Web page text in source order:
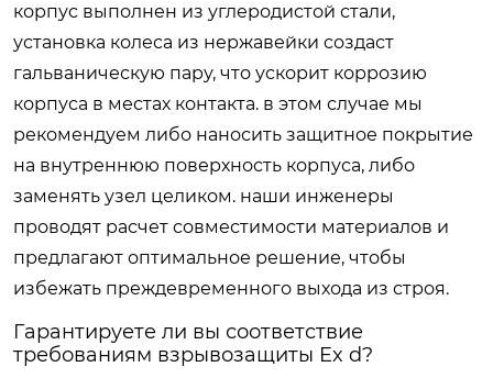
корпус выполнен из углеродистой стали,
установка колеса из нержавейки создаст
гальваническую пару, что ускорит коррозию
корпуса в местах контакта. в этом случае мы
рекомендуем либо наносить защитное покрытие
на внутреннюю поверхность корпуса, либо
заменять узел целиком. наши инженеры
проводят расчет совместимости материалов и
предлагают оптимальное решение, чтобы
избежать преждевременного выхода из строя.
Гарантируете ли вы соответствие
требованиям взрывозащиты Ex d?